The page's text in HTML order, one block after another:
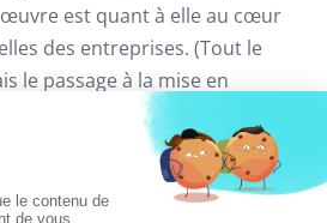
œuvre est quant à elle au cœur
des entreprises. (Tout le
le passage à la mise en
entre l’IT et les attentes des
la transformation numérique,